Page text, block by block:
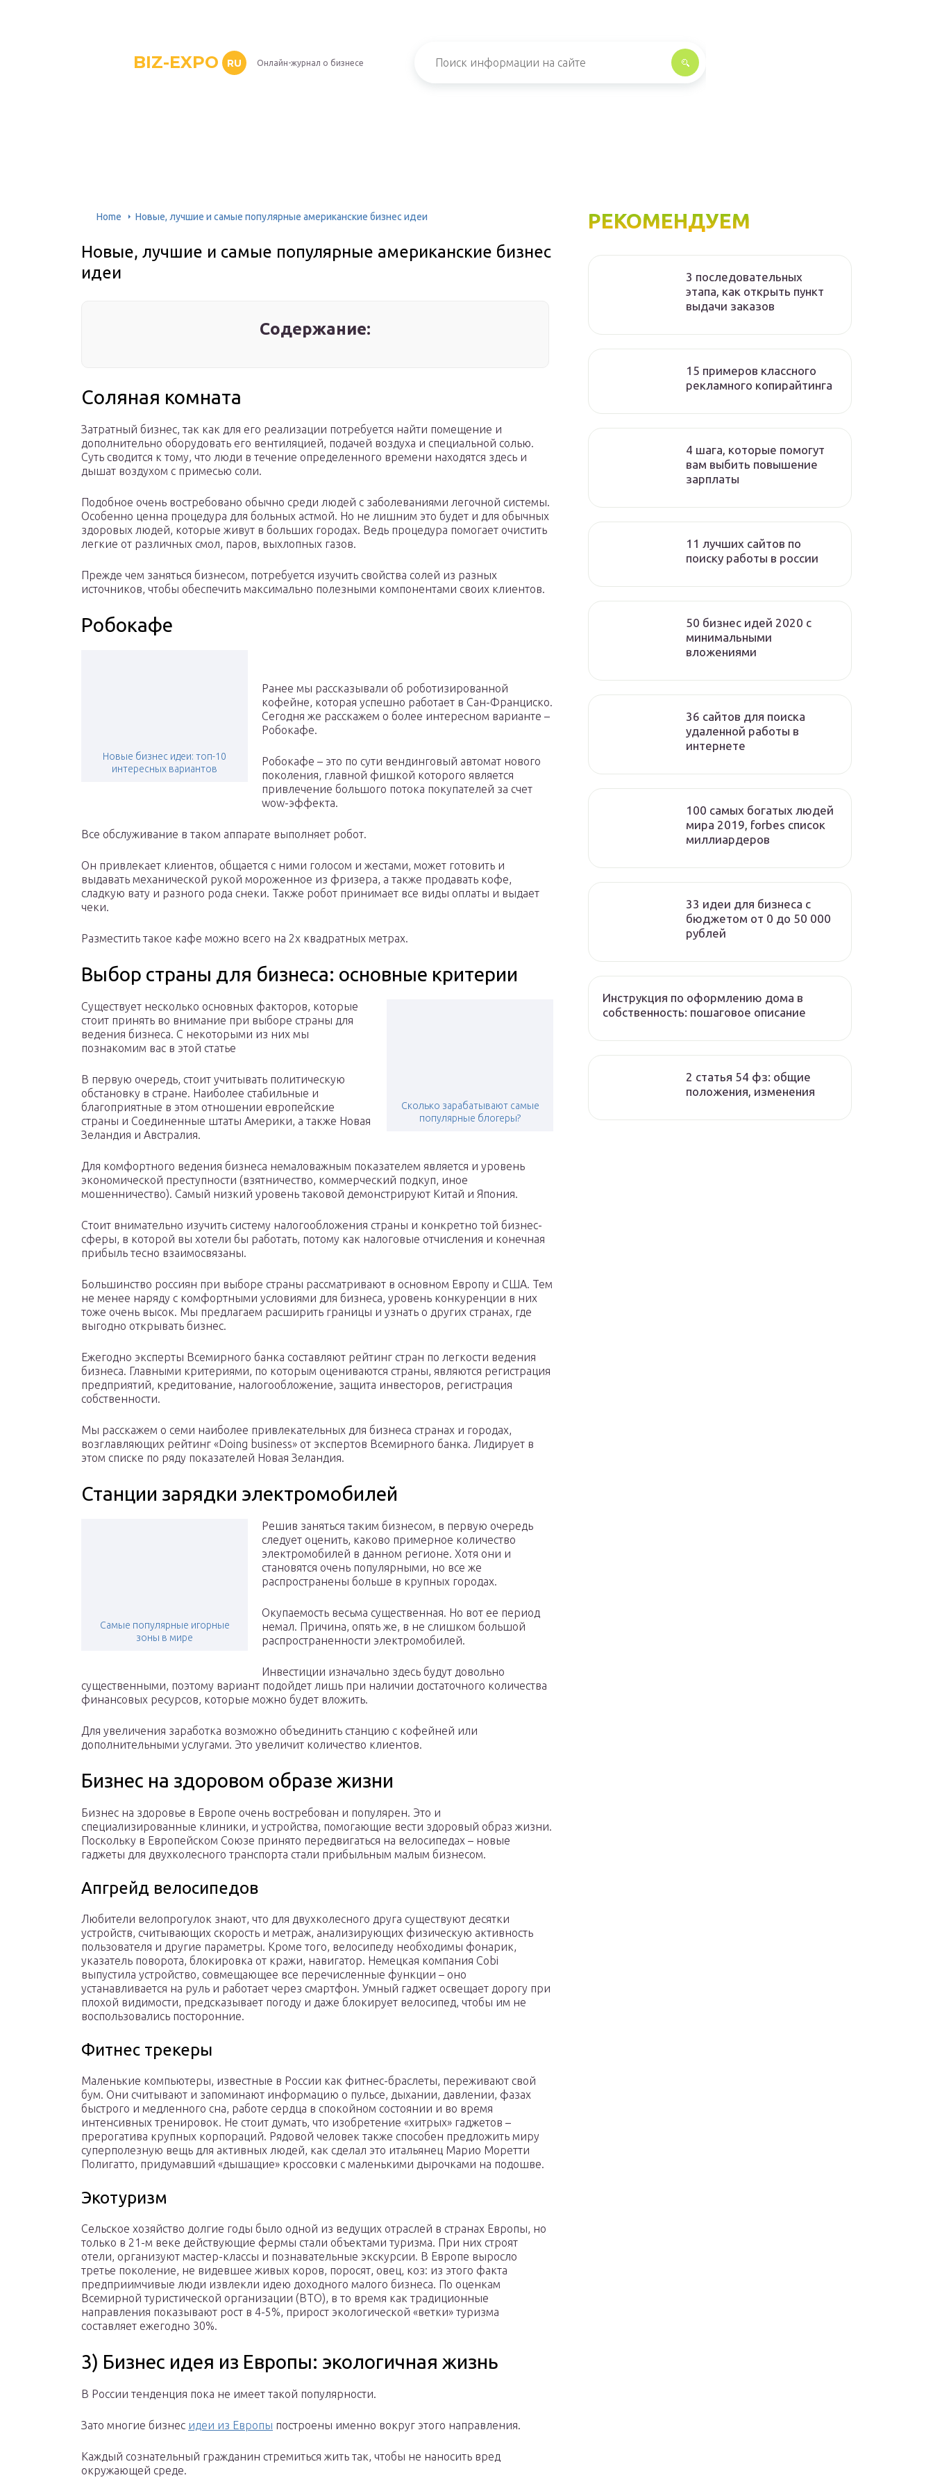
BIZ-EXPO RU Онлайн-журнал о бизнесе
Home Новые, лучшие и самые популярные американские бизнес идеи
Новые, лучшие и самые популярные американские бизнес
идеи
Содержание:
Соляная комната
Затратный бизнес, так как для его реализации потребуется найти помещение и
дополнительно оборудовать его вентиляцией, подачей воздуха и специальной солью.
Суть сводится к тому, что люди в течение определенного времени находятся здесь и
дышат воздухом с примесью соли.
Подобное очень востребовано обычно среди людей с заболеваниями легочной системы.
Особенно ценна процедура для больных астмой. Но не лишним это будет и для обычных
здоровых людей, которые живут в больших городах. Ведь процедура помогает очистить
легкие от различных смол, паров, выхлопных газов.
Прежде чем заняться бизнесом, потребуется изучить свойства солей из разных
источников, чтобы обеспечить максимально полезными компонентами своих клиентов.
Робокафе
Новые бизнес идеи: топ-10
интересных вариантов
Ранее мы рассказывали об роботизированной
кофейне, которая успешно работает в Сан-Франциско.
Сегодня же расскажем о более интересном варианте –
Робокафе.
Робокафе – это по сути вендинговый автомат нового
поколения, главной фишкой которого является
привлечение большого потока покупателей за счет
wow-эффекта.
Все обслуживание в таком аппарате выполняет робот.
Он привлекает клиентов, общается с ними голосом и жестами, может готовить и
выдавать механической рукой мороженное из фризера, а также продавать кофе,
сладкую вату и разного рода снеки. Также робот принимает все виды оплаты и выдает
чеки.
Разместить такое кафе можно всего на 2х квадратных метрах.
Выбор страны для бизнеса: основные критерии
Сколько зарабатывают самые
популярные блогеры?
Существует несколько основных факторов, которые
стоит принять во внимание при выборе страны для
ведения бизнеса. С некоторыми из них мы
познакомим вас в этой статье
В первую очередь, стоит учитывать политическую
обстановку в стране. Наиболее стабильные и
благоприятные в этом отношении европейские
страны и Соединенные штаты Америки, а также Новая
Зеландия и Австралия.
Для комфортного ведения бизнеса немаловажным показателем является и уровень
экономической преступности (взятничество, коммерческий подкуп, иное
мошенничество). Самый низкий уровень таковой демонстрируют Китай и Япония.
Стоит внимательно изучить систему налогообложения страны и конкретно той бизнес-
сферы, в которой вы хотели бы работать, потому как налоговые отчисления и конечная
прибыль тесно взаимосвязаны.
Большинство россиян при выборе страны рассматривают в основном Европу и США. Тем
не менее наряду с комфортными условиями для бизнеса, уровень конкуренции в них
тоже очень высок. Мы предлагаем расширить границы и узнать о других странах, где
выгодно открывать бизнес.
Ежегодно эксперты Всемирного банка составляют рейтинг стран по легкости ведения
бизнеса. Главными критериями, по которым оцениваются страны, являются регистрация
предприятий, кредитование, налогообложение, защита инвесторов, регистрация
собственности.
Мы расскажем о семи наиболее привлекательных для бизнеса странах и городах,
возглавляющих рейтинг «Doing business» от экспертов Всемирного банка. Лидирует в
этом списке по ряду показателей Новая Зеландия.
Станции зарядки электромобилей
Самые популярные игорные
зоны в мире
Решив заняться таким бизнесом, в первую очередь
следует оценить, каково примерное количество
электромобилей в данном регионе. Хотя они и
становятся очень популярными, но все же
распространены больше в крупных городах.
Окупаемость весьма существенная. Но вот ее период
немал. Причина, опять же, в не слишком большой
распространенности электромобилей.
Инвестиции изначально здесь будут довольно
существенными, поэтому вариант подойдет лишь при наличии достаточного количества
финансовых ресурсов, которые можно будет вложить.
Для увеличения заработка возможно объединить станцию с кофейней или
дополнительными услугами. Это увеличит количество клиентов.
Бизнес на здоровом образе жизни
Бизнес на здоровье в Европе очень востребован и популярен. Это и
специализированные клиники, и устройства, помогающие вести здоровый образ жизни.
Поскольку в Европейском Союзе принято передвигаться на велосипедах – новые
гаджеты для двухколесного транспорта стали прибыльным малым бизнесом.
Апгрейд велосипедов
Любители велопрогулок знают, что для двухколесного друга существуют десятки
устройств, считывающих скорость и метраж, анализирующих физическую активность
пользователя и другие параметры. Кроме того, велосипеду необходимы фонарик,
указатель поворота, блокировка от кражи, навигатор. Немецкая компания Cobi
выпустила устройство, совмещающее все перечисленные функции – оно
устанавливается на руль и работает через смартфон. Умный гаджет освещает дорогу при
плохой видимости, предсказывает погоду и даже блокирует велосипед, чтобы им не
воспользовались посторонние.
Фитнес трекеры
Маленькие компьютеры, известные в России как фитнес-браслеты, переживают свой
бум. Они считывают и запоминают информацию о пульсе, дыхании, давлении, фазах
быстрого и медленного сна, работе сердца в спокойном состоянии и во время
интенсивных тренировок. Не стоит думать, что изобретение «хитрых» гаджетов –
прерогатива крупных корпораций. Рядовой человек также способен предложить миру
суперполезную вещь для активных людей, как сделал это итальянец Марио Моретти
Полигатто, придумавший «дышащие» кроссовки с маленькими дырочками на подошве.
Экотуризм
Сельское хозяйство долгие годы было одной из ведущих отраслей в странах Европы, но
только в 21-м веке действующие фермы стали объектами туризма. При них строят
отели, организуют мастер-классы и познавательные экскурсии. В Европе выросло
третье поколение, не видевшее живых коров, поросят, овец, коз: из этого факта
предприимчивые люди извлекли идею доходного малого бизнеса. По оценкам
Всемирной туристической организации (ВТО), в то время как традиционные
направления показывают рост в 4-5%, прирост экологической «ветки» туризма
составляет ежегодно 30%.
3) Бизнес идея из Европы: экологичная жизнь
В России тенденция пока не имеет такой популярности.
Зато многие бизнес идеи из Европы построены именно вокруг этого направления.
Каждый сознательный гражданин стремиться жить так, чтобы не наносить вред
окружающей среде.
РЕКОМЕНДУЕМ
3 последовательных
этапа, как открыть пункт
выдачи заказов
15 примеров классного
рекламного копирайтинга
4 шага, которые помогут
вам выбить повышение
зарплаты
11 лучших сайтов по
поиску работы в россии
50 бизнес идей 2020 с
минимальными
вложениями
36 сайтов для поиска
удаленной работы в
интернете
100 самых богатых людей
мира 2019, forbes список
миллиардеров
33 идеи для бизнеса с
бюджетом от 0 до 50 000
рублей
Инструкция по оформлению дома в
собственность: пошаговое описание
2 статья 54 фз: общие
положения, изменения